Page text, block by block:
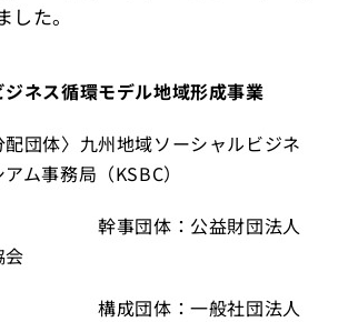
た。
ネス循環モデル地域形成事業
体〉九州地域ソーシャルビジネ
ム事務局（KSBC）
：公益財団法人
会
：一般社団法人